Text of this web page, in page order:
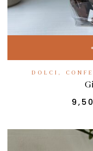
DOLCI,
9,50